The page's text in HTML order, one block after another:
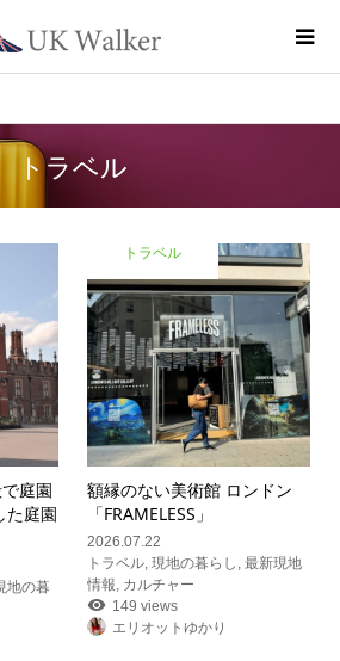
トラベル
庭園
た庭園
地の暮
トラベル
額縁のない美術館 ロンドン
「FRAMELESS」
2026.07.22
トラベル ,現地の暮らし ,最新現地
情報 カルチャー
149 views
エリオットゆかり